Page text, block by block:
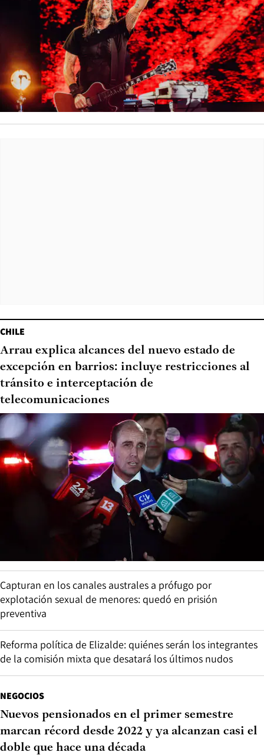
CHILE
Arrau explica alcances del nuevo estado de
excepción en barrios: incluye restricciones al
tránsito e interceptación de
telecomunicaciones
Capturan en los canales australes a prófugo por
explotación sexual de menores: quedó en prisión
preventiva
Reforma política de Elizalde: quiénes serán los integrantes
de la comisión mixta que desatará los últimos nudos
NEGOCIOS
Nuevos pensionados en el primer semestre
marcan récord desde 2022 y ya alcanzan casi el
doble que hace una década